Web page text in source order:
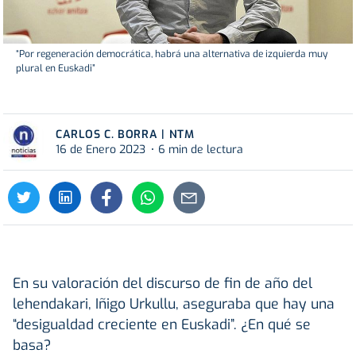
“Por regeneración democrática, habrá una alternativa de izquierda muy
plural en Euskadi”
CARLOS C. BORRA | NTM
16 de Enero 2023
6 min de lectura
En su valoración del discurso de fin de año del
lehendakari, Iñigo Urkullu, aseguraba que hay una
“desigualdad creciente en Euskadi”. ¿En qué se
basa?